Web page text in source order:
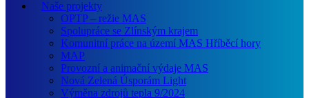
Naše projekty
OPTP – režie MAS
Spolupráce se Zlínským krajem
Komunitní práce na území MAS Hříběcí hory
MAP
Provozní a animační výdaje MAS
Nová Zelená Úsporám Light
Výměna zdrojů tepla 9/2024